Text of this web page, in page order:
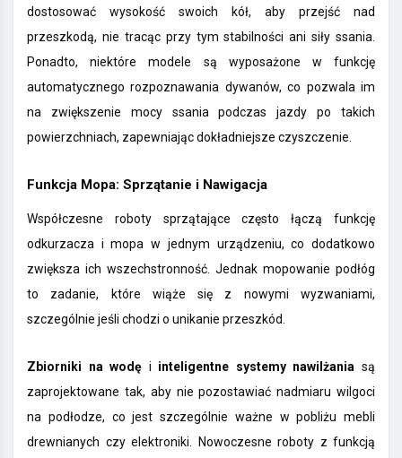
dostosować wysokość swoich kół, aby przejść nad
przeszkodą, nie tracąc przy tym stabilności ani siły ssania.
Ponadto, niektóre modele są wyposażone w funkcję
automatycznego rozpoznawania dywanów, co pozwala im
na zwiększenie mocy ssania podczas jazdy po takich
powierzchniach, zapewniając dokładniejsze czyszczenie.
Funkcja Mopa: Sprzątanie i Nawigacja
Współczesne roboty sprzątające często łączą funkcję
odkurzacza i mopa w jednym urządzeniu, co dodatkowo
zwiększa ich wszechstronność. Jednak mopowanie podłóg
to zadanie, które wiąże się z nowymi wyzwaniami,
szczególnie jeśli chodzi o unikanie przeszkód.
Zbiorniki na wodę i inteligentne systemy nawilżania są
zaprojektowane tak, aby nie pozostawiać nadmiaru wilgoci
na podłodze, co jest szczególnie ważne w pobliżu mebli
drewnianych czy elektroniki. Nowoczesne roboty z funkcją